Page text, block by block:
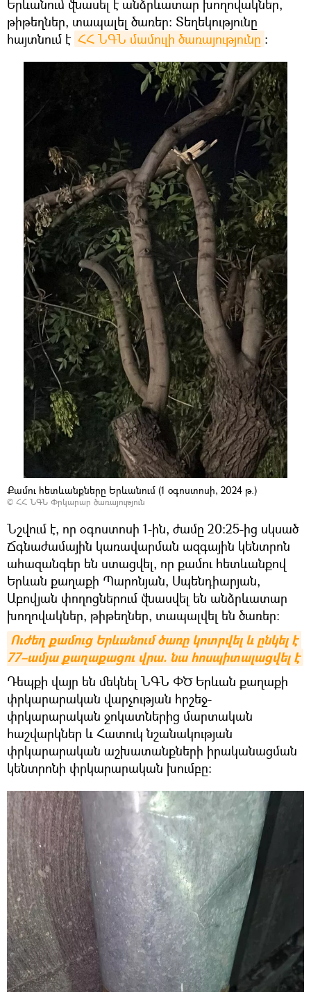
Երևանում վնասել է անձրևատար խողովակներ,
թիթեղներ, տապալել ծառեր։ Տեղեկությունը
հայտնում է ՀՀ ՆԳՆ մամուլի ծառայությունը ։
Քամու հետևանքները Երևանում (1 օգոստոսի, 2024 թ.)
© ՀՀ ՆԳՆ Փրկարար ծառայություն
Նշվում է, որ օգոստոսի 1-ին, ժամը 20:25-ից սկսած
Ճգնաժամային կառավարման ազգային կենտրոն
ահազանգեր են ստացվել, որ քամու հետևանքով
Երևան քաղաքի Պարոնյան, Սպենդիարյան,
Աբովյան փողոցներում վնասվել են անձրևատար
խողովակներ, թիթեղներ, տապալվել են ծառեր:
Ուժեղ քամուց Երևանում ծառը կոտրվել և ընկել է
77–ամյա քաղաքացու վրա. նա հոսպիտալացվել է
Դեպքի վայր են մեկնել ՆԳՆ ՓԾ Երևան քաղաքի
փրկարարական վարչության հրշեջ-
փրկարարական ջոկատներից մարտական
հաշվարկներ և Հատուկ նշանակության
փրկարարական աշխատանքների իրականացման
կենտրոնի փրկարարական խումբը։